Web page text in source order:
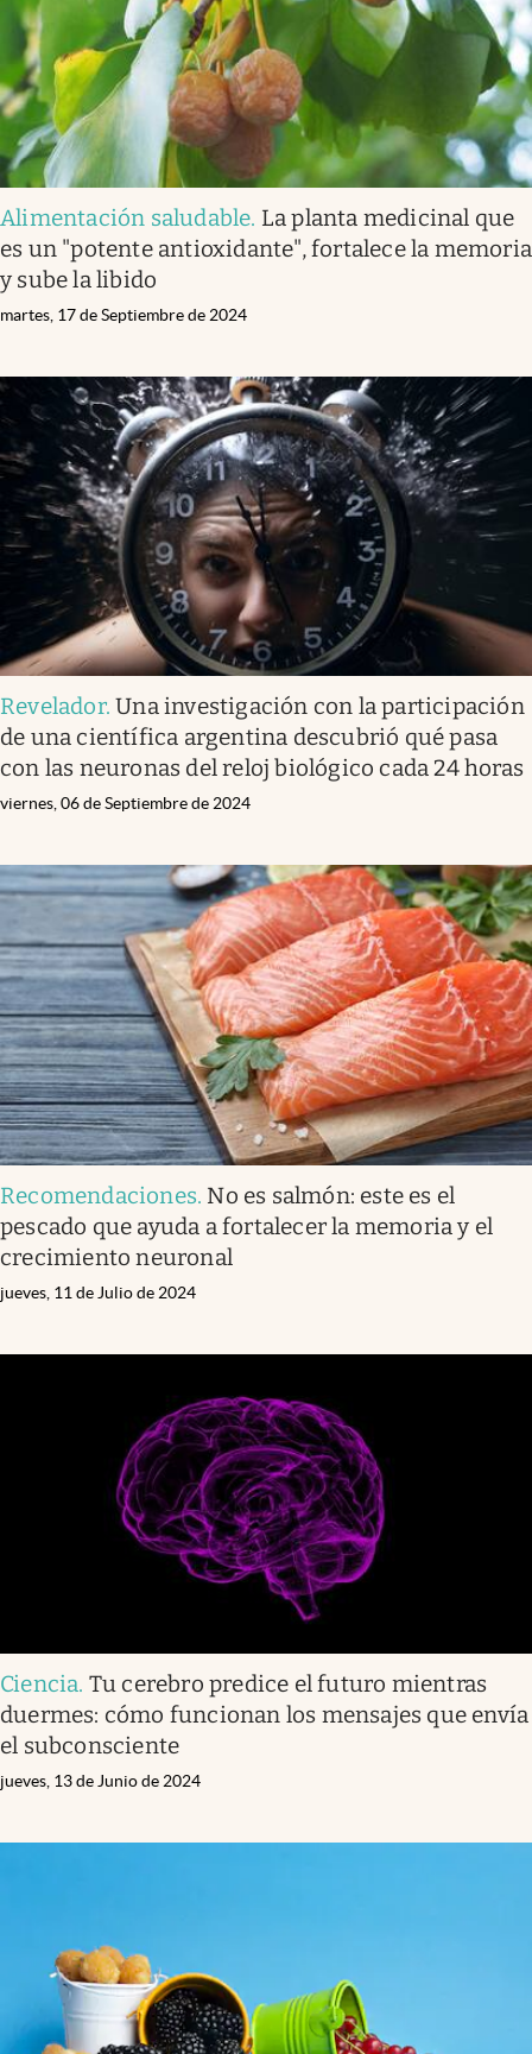
Alimentación saludable. La planta medicinal que
es un "potente antioxidante", fortalece la memoria
y sube la libido
martes, 17 de Septiembre de 2024
Revelador.Una investigación con la participación
de una científica argentina descubrió qué pasa
con las neuronas del reloj biológico cada 24 horas
viernes, 06 de Septiembre de 2024
Recomendaciones. No es salmón: este es el
pescado que ayuda a fortalecer la memoria y el
crecimiento neuronal
jueves, 11 de Julio de 2024
Ciencia. Tu cerebro predice el futuro mientras
duermes: cómo funcionan los mensajes que envía
el subconsciente
jueves, 13 de Junio de 2024